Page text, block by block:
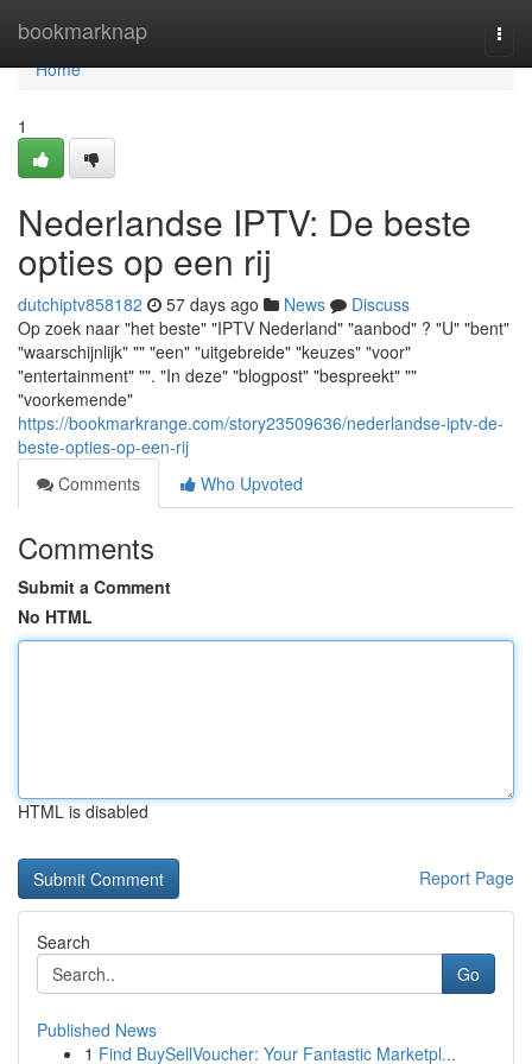
bookmarknap
Home
Home
1
Nederlandse IPTV: De beste
opties op een rij
dutchiptv858182 57 days ago News
Discuss
Op zoek naar "het beste" "IPTV Nederland" "aanbod" ? "U" "bent"
"waarschijnlijk" "" "een" "uitgebreide" "keuzes" "voor"
"entertainment" "". "In deze" "blogpost" "bespreekt" ""
"voorkemende"
https://bookmarkrange.com/story23509636/nederlandse-iptv-de-
beste-opties-op-een-rij
Comments
Who Upvoted
Comments
Submit a Comment
No HTML
HTML is disabled
Report Page
Search
Go
Published News
1 Find BuySellVoucher: Your Fantastic Marketpl...